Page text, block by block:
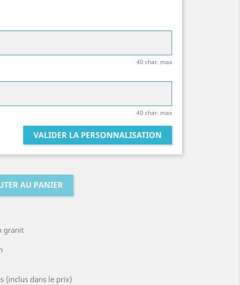
40 char. max
40 char. max
VALIDER LA PERSONNALISATION
AU PANIER
granit
(inclus dans le prix)